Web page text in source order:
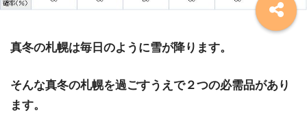
真冬の札幌は毎日のように雪が降ります。
そんな真冬の札幌を過ごすうえで２つの必需品があり
ます。